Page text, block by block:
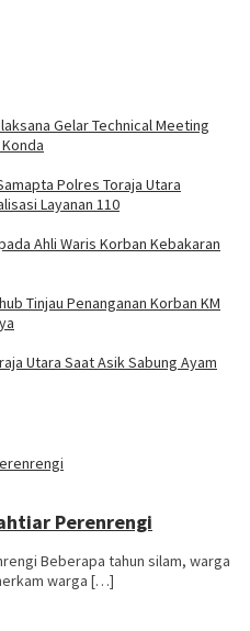
Gelar Technical Meeting
Polres Toraja Utara
Layanan 110
Ahli Waris Korban Kebakaran
Tinjau Penanganan Korban KM
Utara Saat Asik Sabung Ayam
Perenrengi
Beberapa tahun silam, warga
warga […]